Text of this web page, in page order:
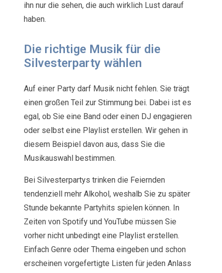
ihn nur die sehen, die auch wirklich Lust darauf
haben.
Die richtige Musik für die
Silvesterparty wählen
Auf einer Party darf Musik nicht fehlen. Sie trägt
einen großen Teil zur Stimmung bei. Dabei ist es
egal, ob Sie eine Band oder einen DJ engagieren
oder selbst eine Playlist erstellen. Wir gehen in
diesem Beispiel davon aus, dass Sie die
Musikauswahl bestimmen.
Bei Silvesterpartys trinken die Feiernden
tendenziell mehr Alkohol, weshalb Sie zu später
Stunde bekannte Partyhits spielen können. In
Zeiten von Spotify und YouTube müssen Sie
vorher nicht unbedingt eine Playlist erstellen.
Einfach Genre oder Thema eingeben und schon
erscheinen vorgefertigte Listen für jeden Anlass